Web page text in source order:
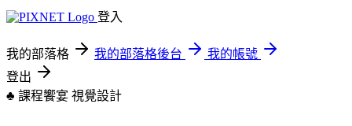
登入
我的部落格 我的部落格後台
我的帳號
登出
♣ 課程饗宴 視覺設計